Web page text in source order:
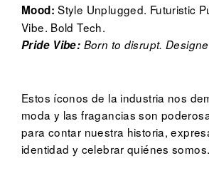
Mood:Style Unplugged. Futuristic
Vibe. Bold Tech.
Pride Vibe: Born to disrupt.
Estos íconos de la industria nos
moda y las fragancias son
para contar nuestra historia,
identidad y celebrar quiénes somos.